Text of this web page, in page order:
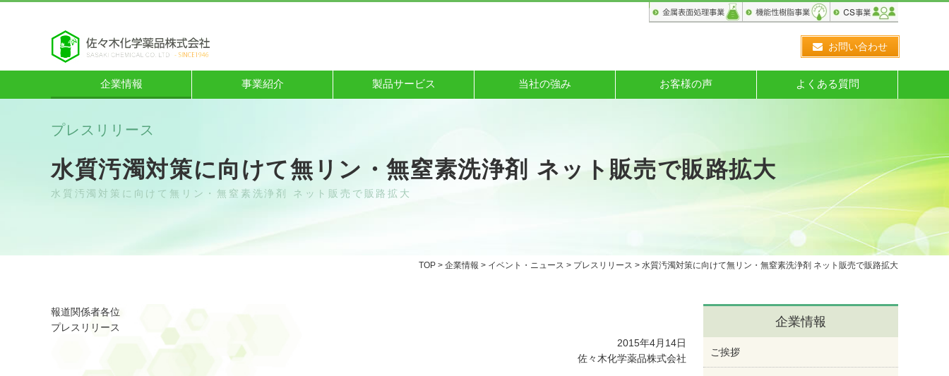
お問い合わせ
企業情報 事業紹介 製品サービス 当社の強み お客様の声 よくある質問
水質汚濁対策に向けて無リン・無窒素洗浄剤 ネット販売で販路拡大
水質汚濁対策に向けて無リン・無窒素洗浄剤 ネット販売で販路拡大
TOP > 企業情報 > イベント・ニュース > プレスリリース > 水質汚濁対策に向けて無リン・無窒素洗浄剤 ネット販売で販路拡大
プレスリリース
報道関係者各位
プレスリリース
2015年4月14日
佐々木化学薬品株式会社
企業情報
ご挨拶